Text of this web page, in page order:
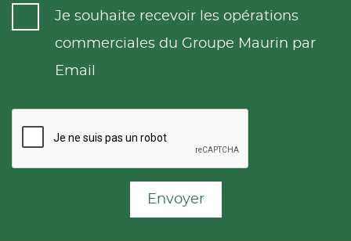
Je souhaite recevoir les opérations
commerciales du Groupe Maurin par
Email
Envoyer